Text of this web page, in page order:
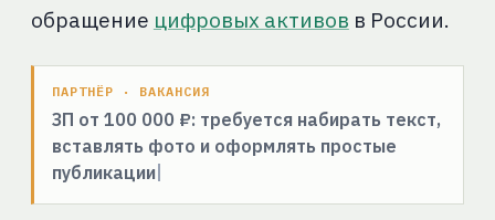
обращение цифровых активов в России.
ПАРТНЁР · ВАКАНСИЯ
ЗП от 100 000 ₽: требуется набирать текст,
вставлять фото и оформлять простые
публикации